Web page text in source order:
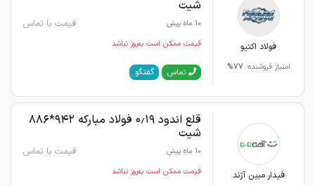
فولاد اکتیو
امتیاز فروشنده: 77%
شیت
10 ماه پیش قیمت با تماس
قیمت ممکن است به‌روز نباشد
تماس گفتگو
فیدار مبین آژند
قلع اندود ۰٫۱۹ فولاد مبارکه ۹۴۲*۸۸۶
شیت
10 ماه پیش قیمت با تماس
قیمت ممکن است به‌روز نباشد